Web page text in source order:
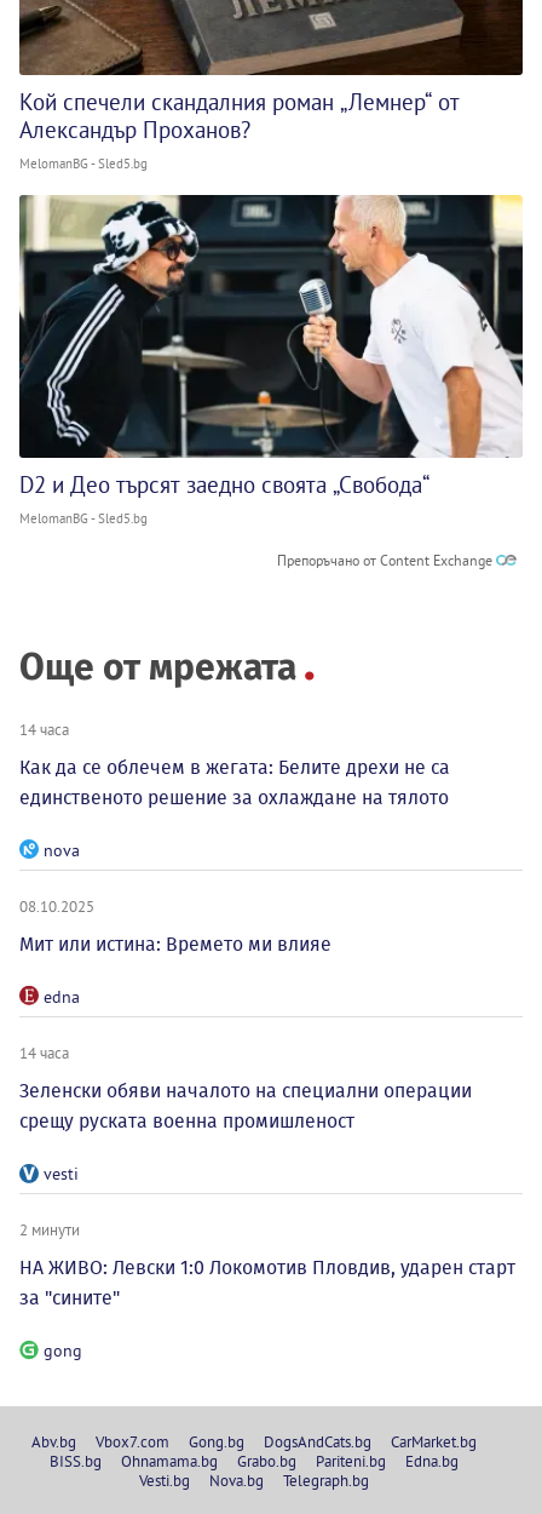
Кой спечели скандалния роман „Лемнер“ от
Александър Проханов?
MelomanBG - Sled5.bg
D2 и Део търсят заедно своята „Свобода“
MelomanBG - Sled5.bg
Препоръчано от Content Exchange
Още от мрежата
14 часа
Как да се облечем в жегата: Белите дрехи не са
единственото решение за охлаждане на тялото
nova
08.10.2025
Мит или истина: Времето ми влияе
edna
14 часа
Зеленски обяви началото на специални операции
срещу руската военна промишленост
vesti
2 минути
НА ЖИВО: Левски 1:0 Локомотив Пловдив, ударен старт
за "сините"
gong
Abv.bg Vbox7.com Gong.bg DogsAndCats.bg
CarMarket.bg
BISS.bg
Ohnamama.bg Grabo.bg Pariteni.bg
Edna.bg
Vesti.bg
Nova.bg Telegraph.bg